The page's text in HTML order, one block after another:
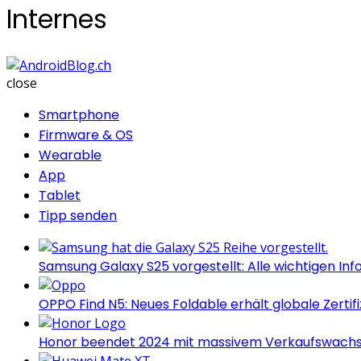
Internes
close
Smartphone
Firmware & OS
Wearable
App
Tablet
Tipp senden
Samsung Galaxy S25 vorgestellt: Alle wichtigen
OPPO Find N5: Neues Foldable erhält globale
Honor beendet 2024 mit massivem